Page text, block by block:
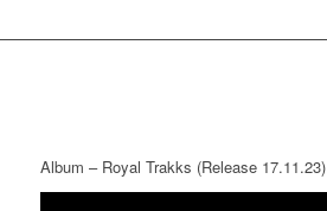
Album – Royal Trakks (Release 17.11.23)